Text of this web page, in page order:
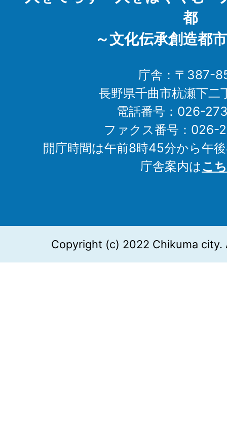
都
～文化伝承創造都
庁舎：〒387-
長野県千曲市杭瀬下二
電話番号：026-
ファクス番号：026-
開庁時間は午前8時45分から午
庁舎案内はこ
Copyright (c) 2022 Chikuma city.